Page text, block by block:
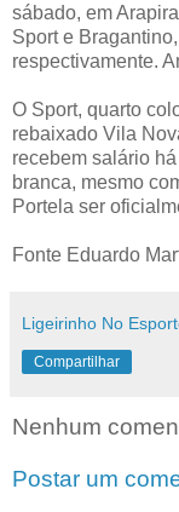
sábado, em
Sport e
respectivamente.
O Sport, quarto
rebaixado Vila
recebem salário
branca, mesmo
Portela ser
Fonte Eduardo
Ligeirinho No
Compartilhar
Nenhum
Postar um